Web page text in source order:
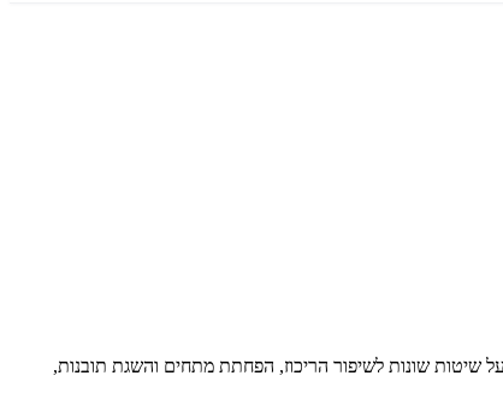
שיטות שונות לשיפור הריכוז, הפחתת מתחים והשגת תובנות,